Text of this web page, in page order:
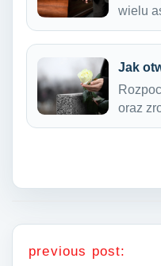
wielu
Jak
oraz
Nawigacja
previous post: